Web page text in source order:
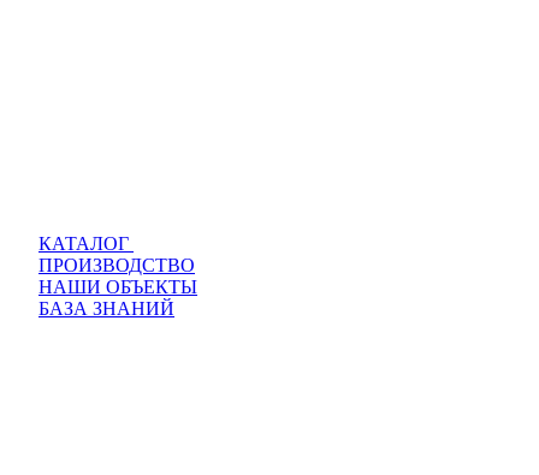
КАТАЛОГ
ПРОИЗВОДСТВО
НАШИ ОБЪЕКТЫ
БАЗА ЗНАНИЙ